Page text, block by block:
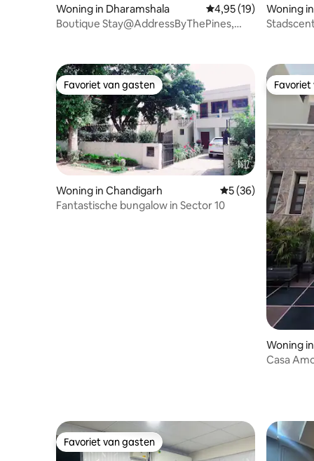
Woning in Dharamshala Gemiddelde
4,95 (19)
Boutique Stay@AddressByThePines,
Woning
Favoriet van gasten
Favoriet van gasten
Woning in Chandigarh Gemiddelde
5 (36)
Fantastische bungalow in Sector 10
Woning
Casa
Favoriet van gasten
Favoriet van gasten